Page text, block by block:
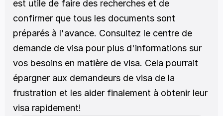
est utile de faire des recherches et de
confirmer que tous les documents sont
préparés à l'avance. Consultez le centre de
demande de visa pour plus d'informations sur
vos besoins en matière de visa. Cela pourrait
épargner aux demandeurs de visa de la
frustration et les aider finalement à obtenir leur
visa rapidement!